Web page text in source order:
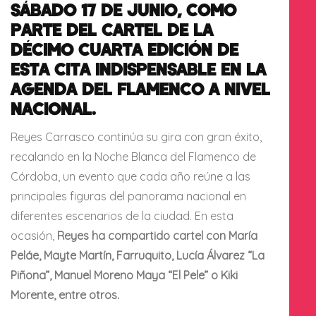
SÁBADO 17 DE JUNIO, COMO
PARTE DEL CARTEL DE LA
DÉCIMO CUARTA EDICIÓN DE
ESTA CITA INDISPENSABLE EN LA
AGENDA DEL FLAMENCO A NIVEL
NACIONAL.
Reyes Carrasco continúa su gira con gran éxito,
recalando en la Noche Blanca del Flamenco de
Córdoba, un evento que cada año reúne a las
principales figuras del panorama nacional en
diferentes escenarios de la ciudad. En esta
ocasión, Reyes ha compartido cartel con María
Peláe, Mayte Martín, Farruquito, Lucía Álvarez “La
Piñona”, Manuel Moreno Maya “El Pele” o Kiki
Morente, entre otros.